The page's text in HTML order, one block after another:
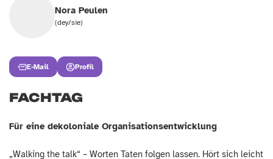
Nora Peulen
(dey/sie)
E-Mail Profil
FACHTAG
Für eine dekoloniale Organisationsentwicklung
„Walking the talk“ – Worten Taten folgen lassen. Hört sich leicht